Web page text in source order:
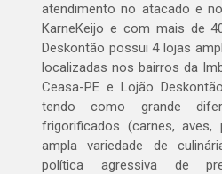
atendimento no atacado e
KarneKeijo e com mais de
Deskontão possui 4 lojas
localizadas nos bairros da
Ceasa-PE e Lojão
tendo como grande
frigorificados (carnes,
ampla variedade de
política agressiva de